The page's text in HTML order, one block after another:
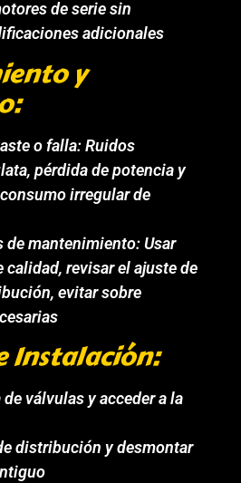
de serie sin
adicionales
y
o falla: Ruidos
pérdida de potencia y
irregular de
de mantenimiento: Usar
calidad, revisar el ajuste de
evitar sobre
Instalación:
válvulas y acceder a la
distribución y desmontar